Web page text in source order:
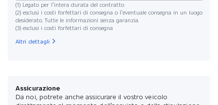
(1) Legato per l’intera durata del contratto
(2) esclusi i costi forfettari di consegna o l’eventuale consegna in un luogo
desiderato. Tutte le informazioni senza garanzia.
(3) esclusi i costi forfettari di consegna
Altri dettagli
Assicurazione
Da noi, potrete anche assicurare il vostro veicolo